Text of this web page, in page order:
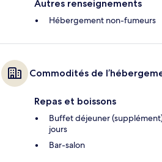
Autres renseignements
Hébergement non-fumeurs
Commodités de
Repas et boissons
Buffet déjeuner
jours
Bar-salon